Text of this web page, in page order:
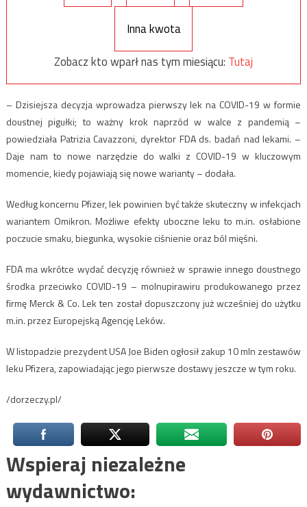
Inna kwota
Zobacz kto wparł nas tym miesiącu: Tutaj
– Dzisiejsza decyzja wprowadza pierwszy lek na COVID-19 w formie
doustnej pigułki; to ważny krok naprzód w walce z pandemią –
powiedziała Patrizia Cavazzoni, dyrektor FDA ds. badań nad lekami. –
Daje nam to nowe narzędzie do walki z COVID-19 w kluczowym
momencie, kiedy pojawiają się nowe warianty – dodała.
Według koncernu Pfizer, lek powinien być także skuteczny w infekcjach
wariantem Omikron. Możliwe efekty uboczne leku to m.in. osłabione
poczucie smaku, biegunka, wysokie ciśnienie oraz ból mięśni.
FDA ma wkrótce wydać decyzję również w sprawie innego doustnego
środka przeciwko COVID-19 – molnupirawiru produkowanego przez
firmę Merck & Co. Lek ten został dopuszczony już wcześniej do użytku
m.in. przez Europejską Agencję Leków.
W listopadzie prezydent USA Joe Biden ogłosił zakup 10 mln zestawów
leku Pfizera, zapowiadając jego pierwsze dostawy jeszcze w tym roku.
/dorzeczy.pl/
Wspieraj niezależne
wydawnictwo: